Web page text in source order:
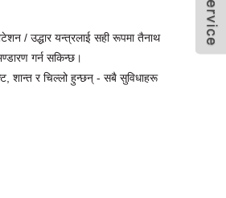
/ उद्धार यन्त्रलाई सही रूपमा तैनाथ
गर्न सकिन्छ।
शान्त र चिल्लो हुन्छन् - सबै सुविधाहरू